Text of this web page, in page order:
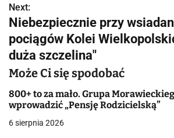
i
g
a
c
j
a
Next:
Niebezpiecznie przy
pociągów Kolei
duża szczelina"
Może Ci się spodobać
800+ to za mało. Grupa
wprowadzić „Pensję Rodzicielską”
6 sierpnia 2026